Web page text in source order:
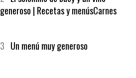
2El solomillo de buey y un vino